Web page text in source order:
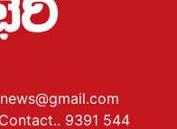
9391 544